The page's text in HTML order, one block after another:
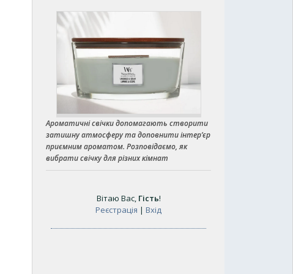
Ароматичні свічки допомагають створити
затишну атмосферу та доповнити інтер’єр
приємним ароматом. Розповідаємо, як
вибрати свічку для різних кімнат
Вітаю Вас, Гість!
Реєстрація | Вхід